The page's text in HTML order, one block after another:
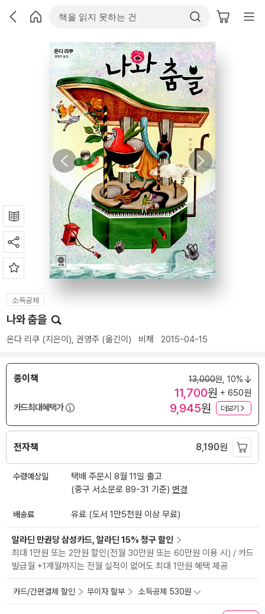
소득공제
나와 춤을
온다 리쿠 (지은이), 권영주 (옮긴이) 비채 2015-04-15
종이책 13,000원, 10%
11,700원 + 650원
카드최대혜택가
9,945원 더보기
전자책 8,190원
수령예상일
택배 주문시 8월 11일 출고
(중구 서소문로 89-31 기준) 변경
배송료 유료 (도서 1만5천원 이상 무료)
알라딘 만권당 삼성카드, 알라딘 15% 청구 할인
최대 1만원 또는 2만원 할인(전월 30만원 또는 60만원 이용 시) / 카드
발급월 +1개월까지는 전월 실적이 없어도 최대 1만원 혜택 제공
카드/간편결제 할인 무이자 할부 소득공제 530원